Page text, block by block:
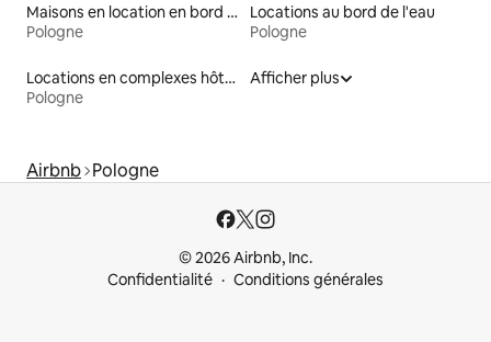
Maisons en location en bord de mer
Pologne
Locations au bord de l'eau
Pologne
Locations en complexes hôteliers
Pologne
Afficher plus
Airbnb Pologne
© 2026 Airbnb, Inc.
Confidentialité
Conditions générales